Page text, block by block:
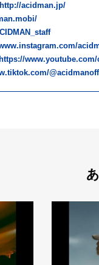
http://acidman.jp/
https://www.youtube.com/